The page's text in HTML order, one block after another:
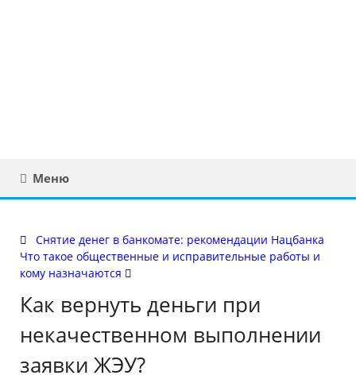
Меню
Снятие денег в банкомате: рекомендации Нацбанка
Что такое общественные и исправительные работы и
кому назначаются
Как вернуть деньги при
некачественном выполнении
заявки ЖЭУ?